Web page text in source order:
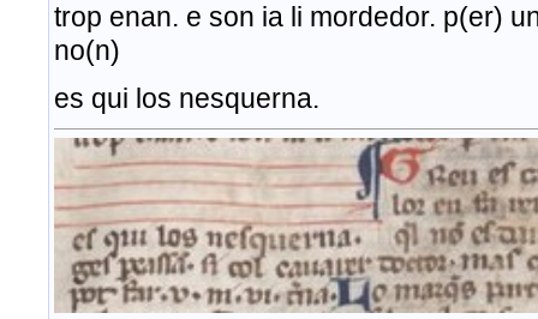
trop enan. e son ia li mordedor. p(er)
no(n)
es qui los nesquerna.